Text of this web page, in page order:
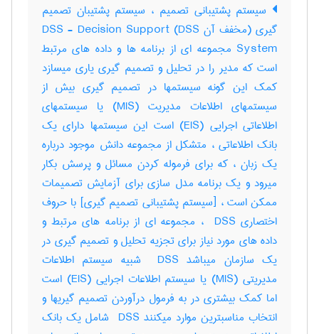
سیستم پشتیبانی تصمیم ، سیستم پشتیبان تصمیم
گیری (مخفف آن DSS) DSS - Decision Support
System مجموعه ای از برنامه ها و داده های مرتبط
است که مدیر را در تحلیل و تصمیم گیری یاری میسازد
کمک این گونه سیستمها در تصمیم گیری بیش از
سیستمهای اطلاعات مدیریت (MIS) یا سیستمهای
اطلاعاتی اجرایی (EIS) است این سیستمها دارای یک
بانک اطلاعاتی ، متشکل از مجموعه دانش موجود درباره
یک زبان ، که برای فرموله کردن مسائل و پرسش بکار
میرود و یک برنامه مدل سازی برای آزمایش تصمیمات
ممکن است ، [سیستم پشتیبانی تصمیم گیری] با حروف
اختصاری ‎ DSS ، مجموعه ای از برنامه های مرتبط و
داده های مورد نیاز برای تجزیه تحلیل و تصمیم گیری در
یک سازمان میباشد ‎ DSS شبیه سیستم اطلاعات
مدیریتی (‎MIS) یا سیستم اطلاعات اجرایی (‎EIS) است
اما کمک بیشتری در به فرمول درآوردن تصمیم گیریها و
انتخاب مناسبترین موارد میکنند ‎ DSS شامل یک بانک